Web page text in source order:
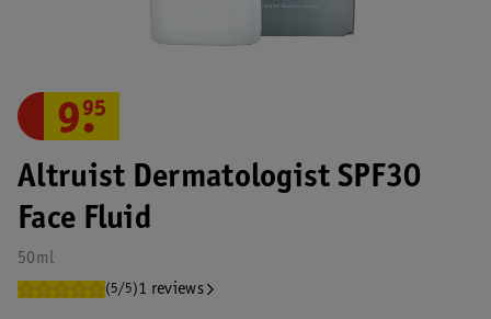
Altruist Dermatologist SPF30
Face Fluid
50ml
(5/5)1 reviews
9.
95